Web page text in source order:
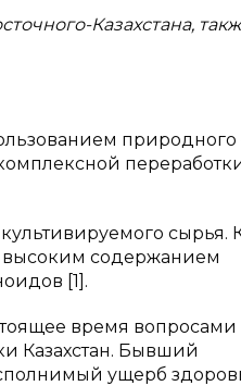
Казахстана,
природного
сырья.
содержанием
[1].
время вопросами
Казахстан. Бывший
ущерб